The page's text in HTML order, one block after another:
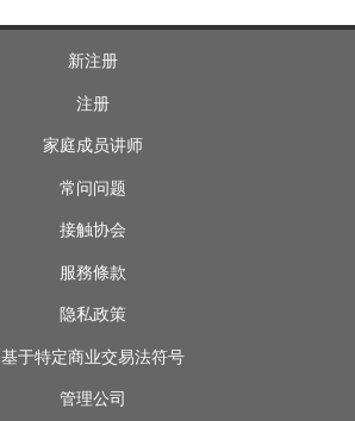
新注册
注册
家庭成员讲师
常问问题
接触协会
服務條款
隐私政策
基于特定商业交易法符号
管理公司